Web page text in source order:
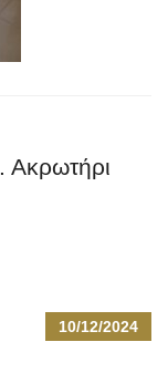
Ακρωτήρι
10/12/2024